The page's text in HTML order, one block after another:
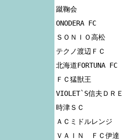
蹴鞠会
ONODERA FC
ＳＯＮＩＯ高松
テクノ渡辺ＦＣ
北海道FORTUNA FC
ＦＣ猛獣王
VIOLET`S信夫ＤＲＥ
時津ＳＣ
ＡＣミドルレンジ
ＶＡＩＮ　ＦＣ伊達